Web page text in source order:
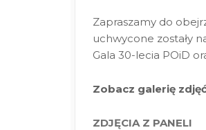
Zapraszamy do
uchwycone zostały
Gala 30-lecia POiD
Zobacz galerię
ZDJĘCIA Z PANELI